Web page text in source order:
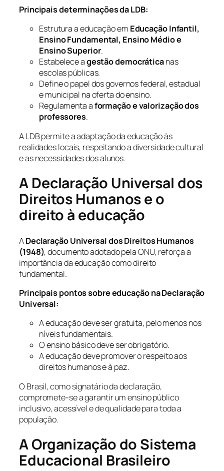
Principais determinações da LDB:
Estrutura a educação em Educação Infantil,
Ensino Fundamental, Ensino Médio e
Ensino Superior.
Estabelece agestão democráticanas
escolas públicas.
Define o papel dos governos federal, estadual
e municipal na oferta do ensino.
Regulamenta aformação e valorização dos
professores.
A LDB permite a adaptação da educação às
realidades locais, respeitando a diversidade cultural
e as necessidades dos alunos.
A Declaração Universal dos
Direitos Humanos e o
direito à educação
ADeclaração Universal dos Direitos Humanos
(1948), documento adotado pela ONU, reforça a
importância da educação como direito
fundamental.
Principais pontos sobre educação na Declaração
Universal:
A educação deve ser gratuita, pelo menos nos
níveis fundamentais.
O ensino básico deve ser obrigatório.
A educação deve promover o respeito aos
direitos humanos e à paz.
O Brasil, como signatário da declaração,
compromete-se a garantir um ensino público
inclusivo, acessível e de qualidade para toda a
população.
A Organização do Sistema
Educacional Brasileiro